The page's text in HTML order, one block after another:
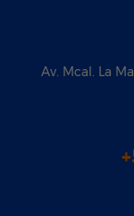
Av. Mcal. La